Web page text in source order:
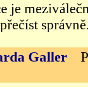
je
Galler